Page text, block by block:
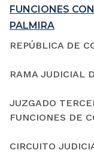
FUNCIONES
PALMIRA
REPÚBLICA DE
RAMA JUDICIAL
JUZGADO
FUNCIONES DE
CIRCUITO